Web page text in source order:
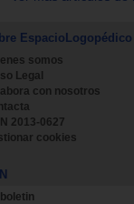
EspacioLogopédico
somos
Legal
con nosotros
2013-0627
cookies